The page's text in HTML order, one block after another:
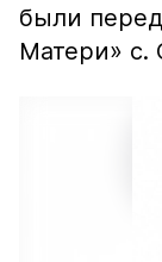
были
Матери» с.